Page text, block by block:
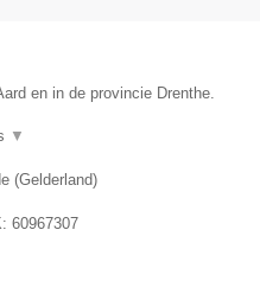
en in de provincie Drenthe.
▼
(Gelderland)
60967307